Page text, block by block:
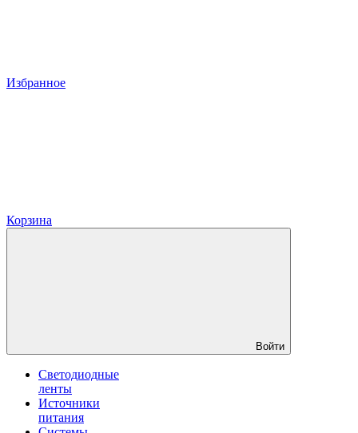
Избранное
Корзина
Войти
Светодиодные
ленты
Источники
питания